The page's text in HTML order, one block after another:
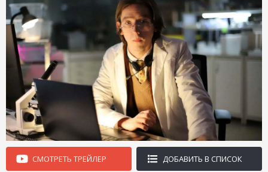
СМОТРЕТЬ ТРЕЙЛЕР ДОБАВИТЬ В СПИСОК